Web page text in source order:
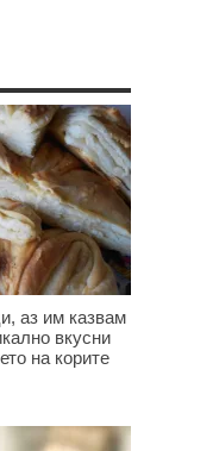
аз им казвам
вкусни
на корите